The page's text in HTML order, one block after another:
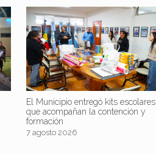
El Municipio entregó kits escolares
que acompañan la contención y
formación
7 agosto 2026